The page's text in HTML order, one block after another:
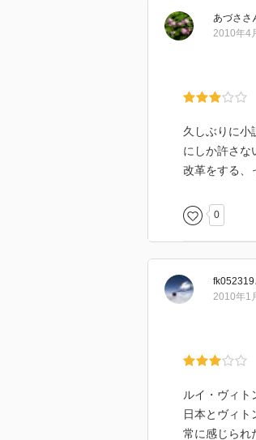
あづさ さ
2010年4
久しぶりに小
にしか許さな
改革をする、
0
fk052319
2010年1
ルイ・ヴィト
日本とヴィ
常に感じられ